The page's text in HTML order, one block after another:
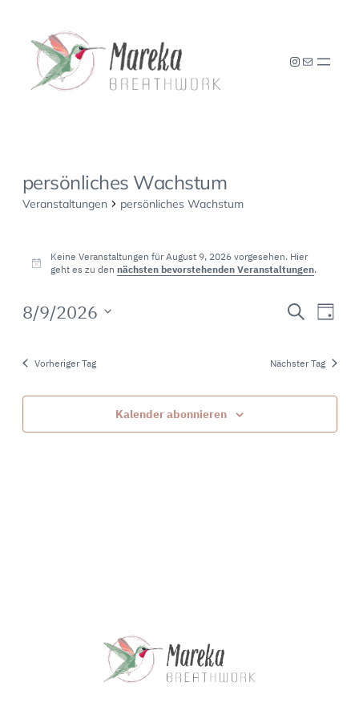
Instagram
E-Mail
persönliches Wachstum
Veranstaltungen persönliches Wachstum
Veranstaltungen
für
9,
Hinweis
Keine Veranstaltungen für August 9, 2026 vorgesehen. Hier
geht es zu dennächsten bevorstehenden Veranstaltungen.
und
SucheTag
8/9/2026
Vorheriger Tag Nächster Tag
Kalender abonnieren